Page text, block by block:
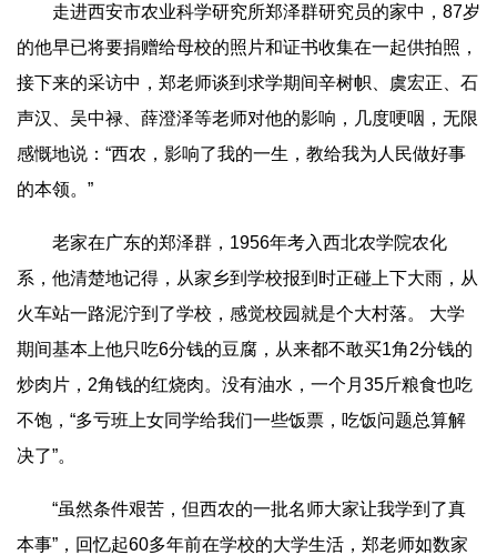
走进西安市农业科学研究所郑泽群研究员的家中，87岁
的他早已将要捐赠给母校的照片和证书收集在一起供拍照，
接下来的采访中，郑老师谈到求学期间辛树帜、虞宏正、石
声汉、吴中禄、薛澄泽等老师对他的影响，几度哽咽，无限
感慨地说：“西农，影响了我的一生，教给我为人民做好事
的本领。”
老家在广东的郑泽群，1956年考入西北农学院农化
系，他清楚地记得，从家乡到学校报到时正碰上下大雨，从
火车站一路泥泞到了学校，感觉校园就是个大村落。 大学
期间基本上他只吃6分钱的豆腐，从来都不敢买1角2分钱的
炒肉片，2角钱的红烧肉。没有油水，一个月35斤粮食也吃
不饱，“多亏班上女同学给我们一些饭票，吃饭问题总算解
决了”。
“虽然条件艰苦，但西农的一批名师大家让我学到了真
本事”，回忆起60多年前在学校的大学生活，郑老师如数家